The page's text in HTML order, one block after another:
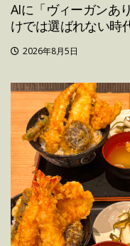
AIに「ヴィーガンあ
けでは選ばれない時
2026年8月5日